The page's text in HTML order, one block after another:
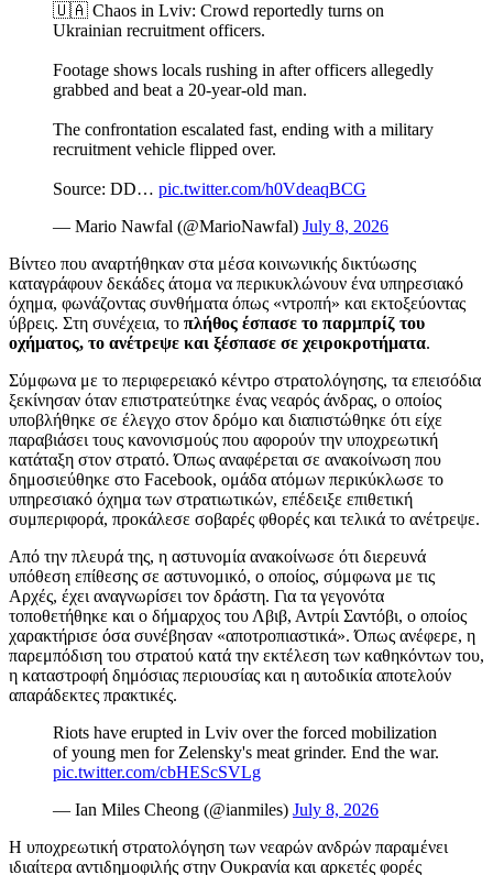
🇺🇦 Chaos in Lviv: Crowd reportedly turns on
Ukrainian recruitment officers.
Footage shows locals rushing in after officers allegedly
grabbed and beat a 20-year-old man.
The confrontation escalated fast, ending with a military
recruitment vehicle flipped over.
Source: DD… pic.twitter.com/h0VdeaqBCG
— Mario Nawfal (@MarioNawfal) July 8, 2026
Βίντεο που αναρτήθηκαν στα μέσα κοινωνικής δικτύωσης
καταγράφουν δεκάδες άτομα να περικυκλώνουν ένα υπηρεσιακό
όχημα, φωνάζοντας συνθήματα όπως «ντροπή» και εκτοξεύοντας
ύβρεις. Στη συνέχεια, το πλήθος έσπασε το παρμπρίζ του
οχήματος, το ανέτρεψε και ξέσπασε σε χειροκροτήματα.
Σύμφωνα με το περιφερειακό κέντρο στρατολόγησης, τα επεισόδια
ξεκίνησαν όταν επιστρατεύτηκε ένας νεαρός άνδρας, ο οποίος
υποβλήθηκε σε έλεγχο στον δρόμο και διαπιστώθηκε ότι είχε
παραβιάσει τους κανονισμούς που αφορούν την υποχρεωτική
κατάταξη στον στρατό. Όπως αναφέρεται σε ανακοίνωση που
δημοσιεύθηκε στο Facebook, ομάδα ατόμων περικύκλωσε το
υπηρεσιακό όχημα των στρατιωτικών, επέδειξε επιθετική
συμπεριφορά, προκάλεσε σοβαρές φθορές και τελικά το ανέτρεψε.
Από την πλευρά της, η αστυνομία ανακοίνωσε ότι διερευνά
υπόθεση επίθεσης σε αστυνομικό, ο οποίος, σύμφωνα με τις
Αρχές, έχει αναγνωρίσει τον δράστη. Για τα γεγονότα
τοποθετήθηκε και ο δήμαρχος του Λβιβ, Αντρίι Σαντόβι, ο οποίος
χαρακτήρισε όσα συνέβησαν «αποτροπιαστικά». Όπως ανέφερε, η
παρεμπόδιση του στρατού κατά την εκτέλεση των καθηκόντων του,
η καταστροφή δημόσιας περιουσίας και η αυτοδικία αποτελούν
απαράδεκτες πρακτικές.
Riots have erupted in Lviv over the forced mobilization
of young men for Zelensky's meat grinder. End the war.
pic.twitter.com/cbHEScSVLg
— Ian Miles Cheong (@ianmiles) July 8, 2026
Η υποχρεωτική στρατολόγηση των νεαρών ανδρών παραμένει
ιδιαίτερα αντιδημοφιλής στην Ουκρανία και αρκετές φορές